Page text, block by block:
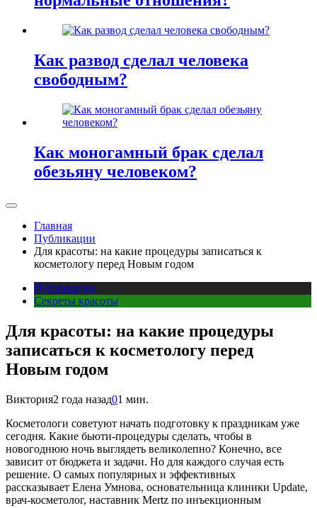
Как развод сделал человека
свободным?
Как моногамный брак сделал
обезьяну человеком?
Главная
Публикации
Для красоты: на какие процедуры записаться к
косметологу перед Новым годом
Публикации
Секреты красоты
Для красоты: на какие процедуры
записаться к косметологу перед
Новым годом
Виктория2 года назад01 мин.
Косметологи советуют начать подготовку к праздникам уже
сегодня. Какие бьюти-процедуры сделать, чтобы в
новогоднюю ночь выглядеть великолепно? Конечно, все
зависит от бюджета и задачи. Но для каждого случая есть
решение. О самых популярных и эффективных
рассказывает Елена Умнова, основательница клиники Update,
врач-косметолог, наставник Mertz по инъекционным